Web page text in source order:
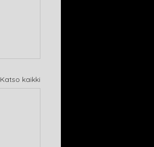
Katso kaikki